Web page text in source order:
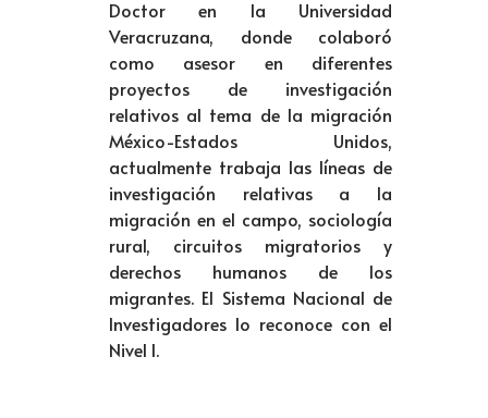
Doctor en la Universidad
Veracruzana, donde colaboró
como asesor en diferentes
proyectos de investigación
relativos al tema de la migración
México-Estados Unidos,
actualmente trabaja las líneas de
investigación relativas a la
migración en el campo, sociología
rural, circuitos migratorios y
derechos humanos de los
migrantes. El Sistema Nacional de
Investigadores lo reconoce con el
Nivel I.